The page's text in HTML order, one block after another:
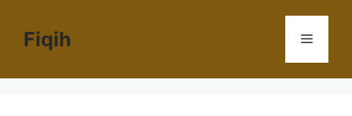
Fiqih Menu